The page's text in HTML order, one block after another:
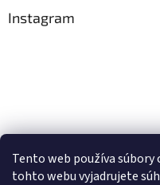
Tento web používa
tohto webu vyjadrujete
Instagram
Sledovať na